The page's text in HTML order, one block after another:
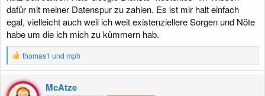
dafür mit meiner Datenspur zu zahlen. Es ist mir halt einfach
egal, vielleicht auch weil ich weit existenziellere Sorgen und Nöte
habe um die ich mich zu kümmern hab.
R
e
a
k
t
thomas1 und mph
McAtze